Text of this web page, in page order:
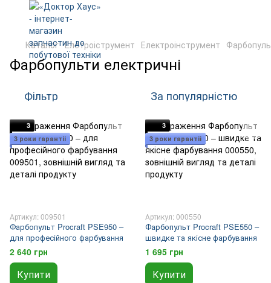
Каталог Елетроіструмент Електроінструмент
Фарбопульти електричні
Фільтр За популярністю
3
3 роки гарантіі
Артикул: 009501
Фарбопульт Procraft PSE950 –
для професійного фарбування
2 640 грн
Купити
3
3 роки гарантіі
Артикул: 000550
Фарбопульт Procraft PSE550 –
швидке та якісне фарбування
1 695 грн
Купити